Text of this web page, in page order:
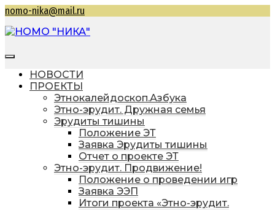
Перейти
содержимому
nomo-nika@mail.ru
НОМО "НИКА"
организация "Находкинская интеллектуальная
командная ассоциация"
НОВОСТИ
ПРОЕКТЫ
Этнокалейдоскоп.Азбука
Этно-эрудит. Дружная семья
Эрудиты тишины
Положение ЭТ
Заявка Эрудиты тишины
Отчет о проекте ЭТ
Этно-эрудит. Продвижение!
Положение о проведении игр
Заявка ЭЭП
Итоги проекта «Этно-эрудит.